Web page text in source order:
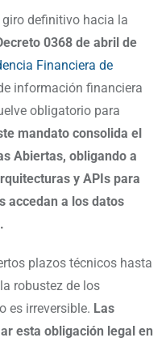
definitivo hacia la
0368 de abril de
Financiera de
información financiera
obligatorio para
mandato consolida el
Abiertas, obligando a
y APIs para
accedan a los datos
plazos técnicos hasta
robustez de los
es irreversible. Las
esta obligación legal en